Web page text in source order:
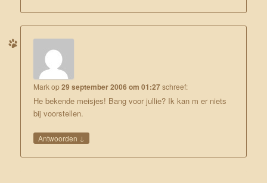
Markop29 september 2006 om 01:27schreef:
He bekende meisjes! Bang voor jullie? Ik kan m er niets
bij voorstellen.
Antwoorden ↓